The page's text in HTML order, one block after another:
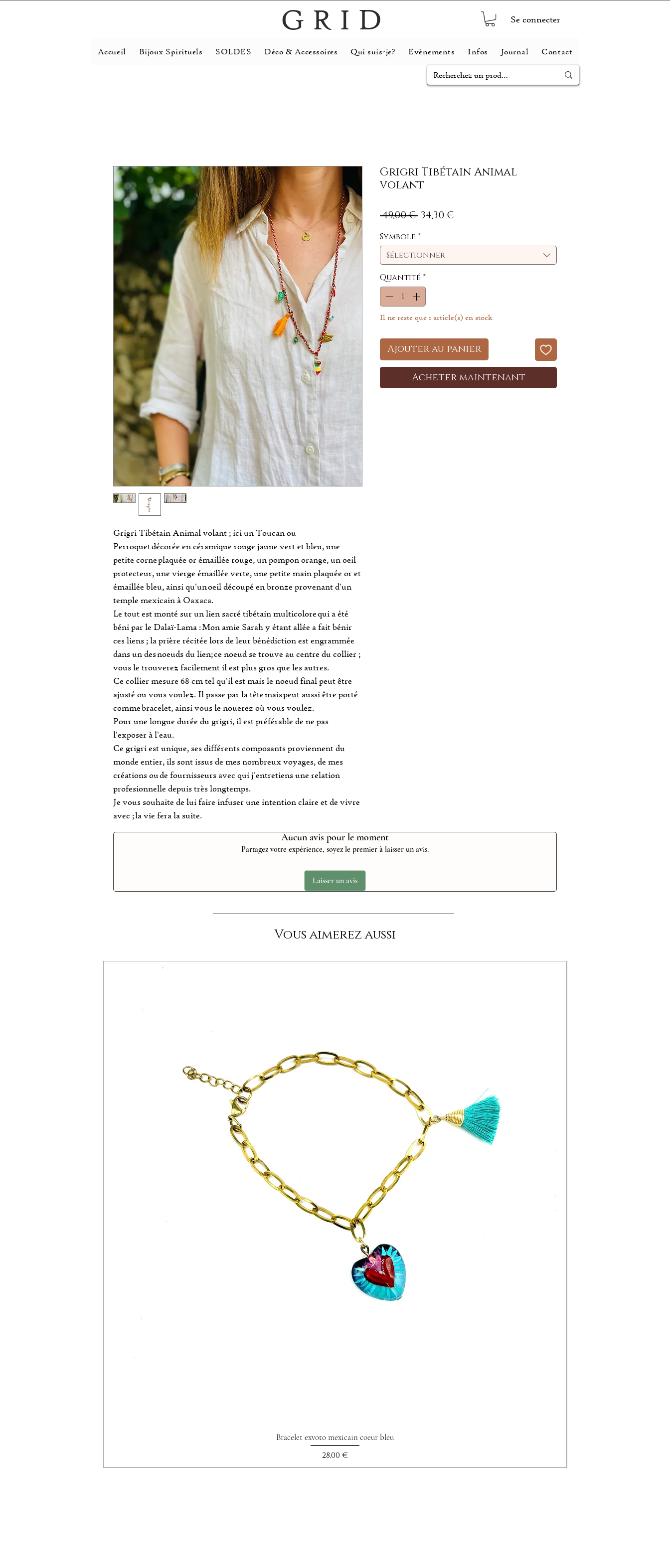
GRID Se connecter
Accueil Bijoux Spirituels SOLDES Déco & Accessoires Qui suis-je? Evènements Infos Journal Contact
Grigri Tibétain Animal volant ; ici un Toucan ou
Perroquet décorée en céramique rouge jaune vert et bleu, une
petite corne plaquée or émaillée rouge, un pompon orange, un oeil
protecteur, une vierge émaillée verte, une petite main plaquée or et
émaillée bleu, ainsi qu'un oeil découpé en bronze provenant d'un
temple mexicain à Oaxaca.
Le tout est monté sur un lien sacré tibétain multicolore qui a été
béni par le Dalaï-Lama : Mon amie Sarah y étant allée a fait bénir
ces liens ; la prière récitée lors de leur bénédiction est engrammée
dans un des noeuds du lien; ce noeud se trouve au centre du collier ;
vous le trouverez facilement il est plus gros que les autres.
Ce collier mesure 68 cm tel qu'il est mais le noeud final peut être
ajusté ou vous voulez. Il passe par la tête mais peut aussi être porté
comme bracelet, ainsi vous le nouerez où vous voulez.
Pour une longue durée du grigri, il est préférable de ne pas
l'exposer à l'eau.
Ce grigri est unique, ses différents composants proviennent du
monde entier, ils sont issus de mes nombreux voyages, de mes
créations ou de fournisseurs avec qui j'entretiens une relation
profesionnelle depuis très longtemps.
Je vous souhaite de lui faire infuser une intention claire et de vivre
avec ; la vie fera la suite.
Grigri Tibétain Animal
volant
49,00 € Prix
34,30 €Prix
Symbole *
Sélectionner
Quantité *
Il ne reste que 1 article(s) en stock
Ajouter au panier
Acheter maintenant
Aucun avis pour le moment
Partagez votre expérience, soyez le premier à laisser un avis.
Laisser un avis
Vous aimerez aussi
Bracelet exvoto mexicain coeur bleu
Prix
28,00 €